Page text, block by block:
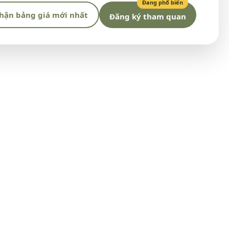
bảng giá mới nhất
Đang phổ biến
Đăng ký tham quan